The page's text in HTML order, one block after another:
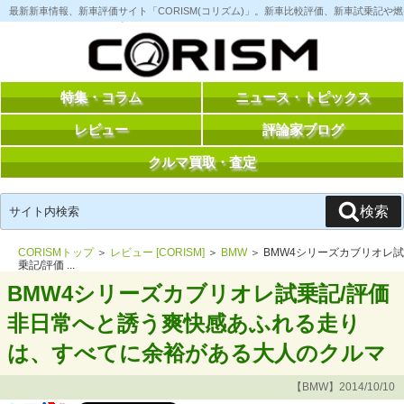
コ
ン
へ
最新新車情報、新車評価サイト「CORISM(コリズム)」。新車比較評価、新車試乗記や
特集・コラム ニュース・トピックス
レビュー 評論家ブログ
クルマ買取・査定
索:
検索
CORISMトップ＞ レビュー [CORISM] ＞ BMW＞ BMW4シリーズカブリオレ試
乗記/評価 ...
BMW4シリーズカブリオレ試乗記/評価
非日常へと誘う爽快感あふれる走り
は、すべてに余裕がある大人のクルマ
【BMW】2014/10/10